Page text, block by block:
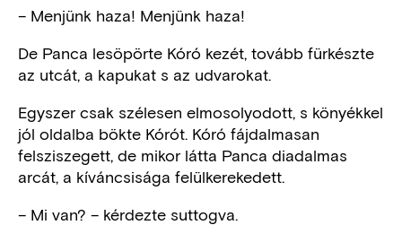
– Menjünk haza! Menjünk haza!
De Panca lesöpörte Kóró kezét, tovább fürkészte
az utcát, a kapukat s az udvarokat.
Egyszer csak szélesen elmosolyodott, s könyékkel
jól oldalba bökte Kórót. Kóró fájdalmasan
felsziszegett, de mikor látta Panca diadalmas
arcát, a kíváncsisága felülkerekedett.
– Mi van? – kérdezte suttogva.